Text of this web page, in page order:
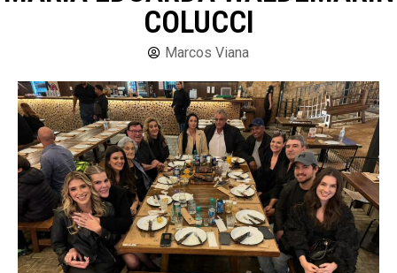
COLUCCI
Marcos Viana